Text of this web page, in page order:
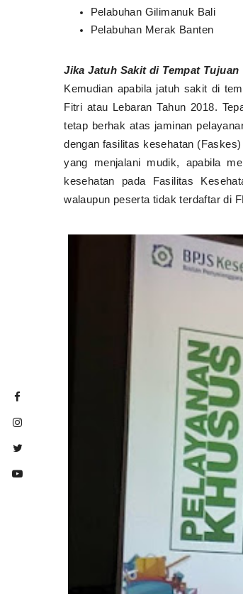
Pelabuhan Gilimanuk Bali
Pelabuhan Merak Banten
Jika Jatuh Sakit di Tempat Tujuan
Kemudian apabila jatuh sakit di
Fitri atau Lebaran Tahun 2018.
tetap berhak atas jaminan
dengan fasilitas kesehatan
yang menjalani mudik, apabila
kesehatan pada Fasilitas
walaupun peserta tidak terdaftar di